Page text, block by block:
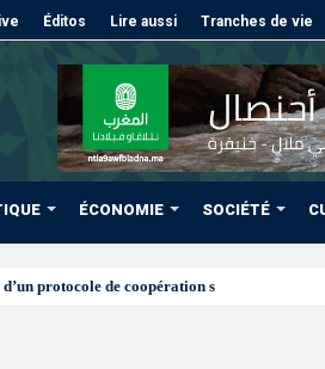
Éditos Lire aussi Tranches de vie
ÉCONOMIE SOCIÉTÉ
protocole de coopération sanitaire et